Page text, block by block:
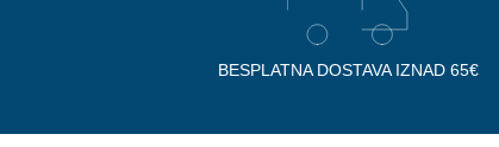
BESPLATNA DOSTAVA IZNAD 65€